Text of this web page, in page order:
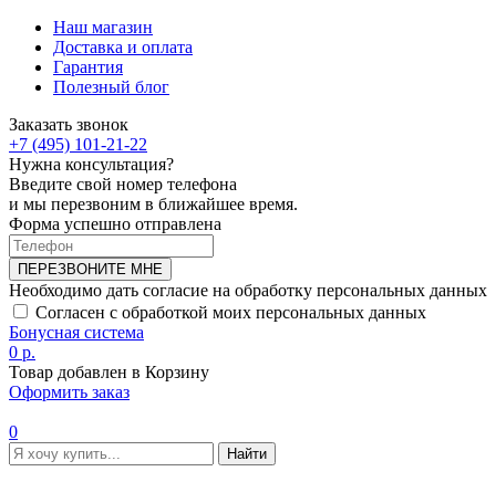
Наш магазин
Доставка и оплата
Гарантия
Полезный блог
Заказать звонок
+7 (495) 101-21-22
Нужна консультация?
Введите свой номер телефона
и мы перезвоним в ближайшее время.
Форма успешно отправлена
ПЕРЕЗВОНИТЕ МНЕ
Необходимо дать согласие на обработку персональных данных
Согласен с обработкой моих персональных данных
Бонусная система
0 р.
Товар добавлен в Корзину
Оформить заказ
0
Найти